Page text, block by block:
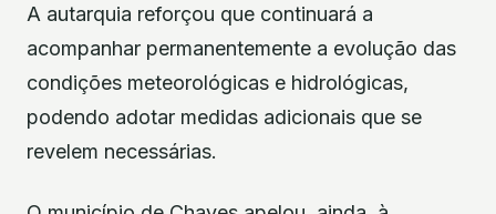
A autarquia reforçou que continuará a
acompanhar permanentemente a evolução das
condições meteorológicas e hidrológicas,
podendo adotar medidas adicionais que se
revelem necessárias.